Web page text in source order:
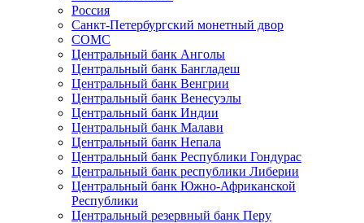
Россия
Санкт-Петербургский монетный двор
СОМС
Центральный банк Анголы
Центральный банк Бангладеш
Центральный банк Венгрии
Центральный банк Венесуэлы
Центральный банк Индии
Центральный банк Малави
Центральный банк Непала
Центральный банк Республики Гондурас
Центральный банк республики Либерии
Центральный банк Южно-Африканской
Республики
Центральный резервный банк Перу